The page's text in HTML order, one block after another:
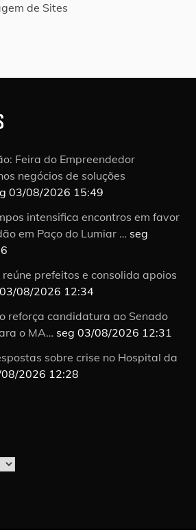
de Sites
Feira do Empreendedor
negócios de soluções
03/08/2026 15:49
intensifica encontros em favor
em Paço do Lumiar … seg
prefeitos e consolida apoios
08/2026 12:34
reforça candidatura ao Senado
o MA… seg 03/08/2026 12:31
sobre crise no Hospital da
2026 12:28